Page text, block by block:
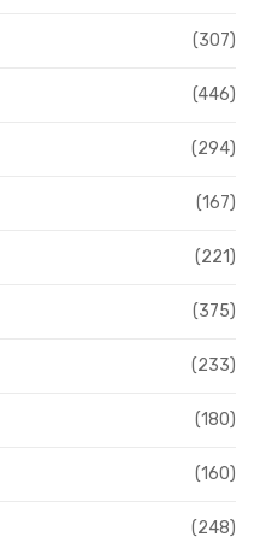
(307)
(446)
(294)
(167)
(221)
(375)
(233)
(180)
(160)
(248)